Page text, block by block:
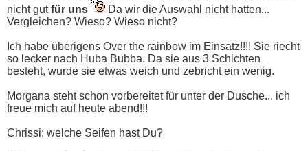
nicht gutfür uns
Da wir die Auswahl nicht hatten...
Vergleichen? Wieso? Wieso nicht?
Ich habe überigens Over the rainbow im Einsatz!!!! Sie riecht
so lecker nach Huba Bubba. Da sie aus 3 Schichten
besteht, wurde sie etwas weich und zebricht ein wenig.
Morgana steht schon vorbereitet für unter der Dusche... ich
freue mich auf heute abend!!!
Chrissi: welche Seifen hast Du?